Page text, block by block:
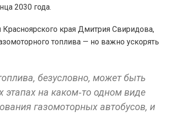
2030 года.
края Дмитрия Свиридова,
топлива — но важно ускорять
безусловно, может быть
этапах на каком‑то одном виде
газомоторных автобусов, и